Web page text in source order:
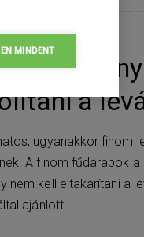
a
ugyanakkor finom
A finom fűdarabok
nem kell eltakarítani a
ajánlott.
MINDENT